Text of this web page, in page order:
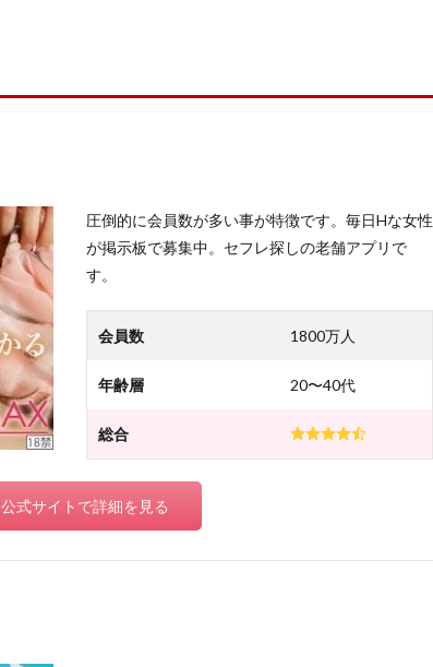
圧倒的に会員数が多い事が特徴です。毎日Hな女性
が掲示板で募集中。セフレ探しの老舗アプリで
す。
会員数 1800万人
年齢層 20〜40代
総合
公式サイトで詳細を見る